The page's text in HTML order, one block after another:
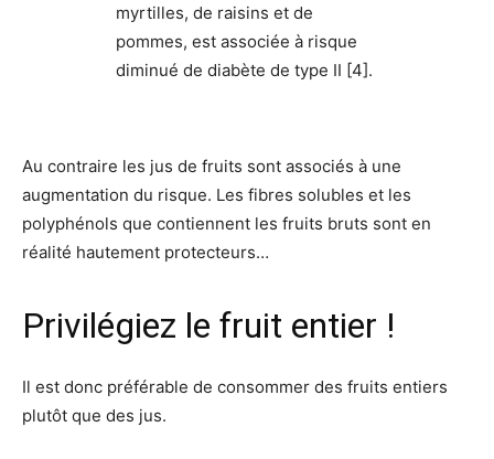
myrtilles, de raisins et de
pommes, est associée à risque
diminué de diabète de type II [4].
Au contraire les jus de fruits sont associés à une
augmentation du risque. Les fibres solubles et les
polyphénols que contiennent les fruits bruts sont en
réalité hautement protecteurs…
Privilégiez le fruit entier !
Il est donc préférable de consommer des fruits entiers
plutôt que des jus.